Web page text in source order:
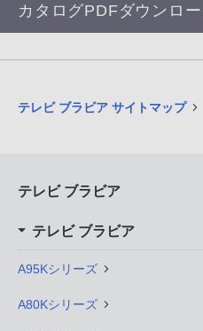
カタログPDFダウンロー
テレビ ブラビア サイトマップ
テレビ ブラビア
テレビ ブラビア
A95Kシリーズ
A80Kシリーズ